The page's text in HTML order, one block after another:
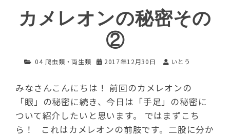
カメレオンの秘密その
②
04 爬虫類・両生類 2017年12月30日 いとう
みなさんこんにちは！ 前回のカメレオンの
「眼」の秘密に続き、今日は「手足」の秘密に
ついて紹介したいと思います。 ではまずこち
ら！ これはカメレオンの前肢です。二股に分か